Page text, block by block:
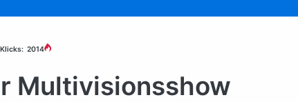
Klicks: 2014
Multivisionsshow